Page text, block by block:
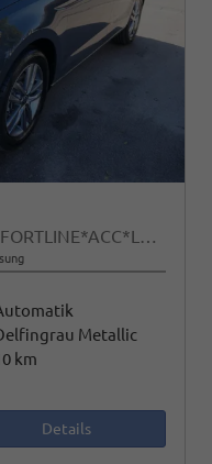
Comfortline 1.5 TSI DSG COMFORTLINE*ACC*LED*PDC*KAMERA*NAVI*SHZ* 7-SITZER 17-ZOLL
Metallic
km
Details